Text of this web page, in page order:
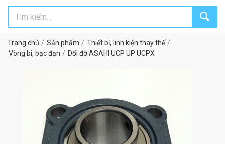
Trang chủ Sản phẩm
Thiết bị, linh kiện thay thế
Vòng bi, bạc đạn
Dối đỡ ASAHI UCP UP UCPX